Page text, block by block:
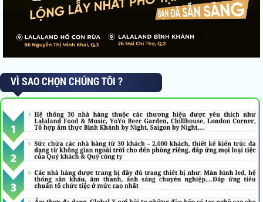
VÌ SAO CHỌN CHÚNG TÔI ?